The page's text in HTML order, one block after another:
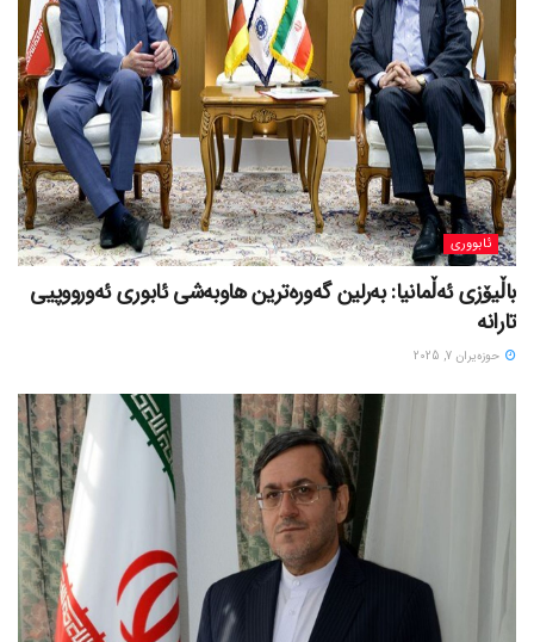
ئابووری
باڵیۆزی ئەڵمانیا: بەرلین گەورەترین هاوبەشی ئابوری ئەورووپیی
تارانە
حوزه‌یران 7, 2025